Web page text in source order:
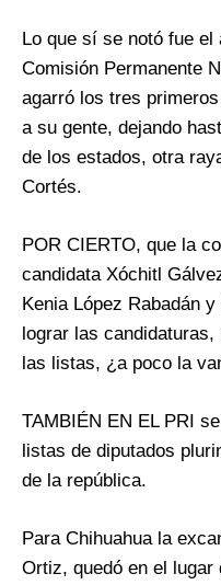
Lo que sí se notó fue el
Comisión Permanente
agarró los tres
a su gente, dejando
de los estados, otra
Cortés.
POR CIERTO, que la
candidata Xóchitl
Kenia López Rabadán
lograr las
las listas, ¿a poco la
TAMBIÉN EN EL PRI
listas de diputados
de la república.
Para Chihuahua la
Ortiz, quedó en el